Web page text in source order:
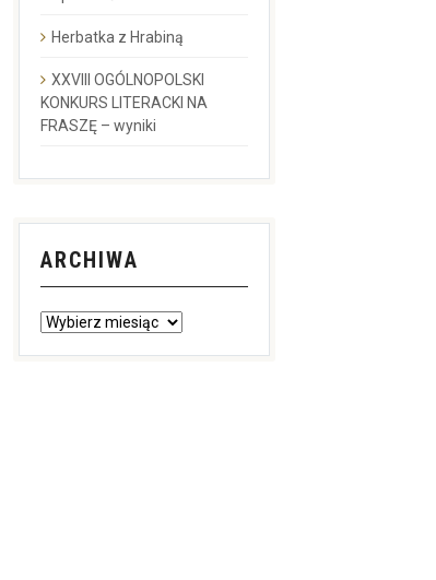
Herbatka z Hrabiną
XXVIII OGÓLNOPOLSKI
KONKURS LITERACKI NA
FRASZĘ – wyniki
ARCHIWA